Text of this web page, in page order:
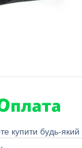
купити будь-